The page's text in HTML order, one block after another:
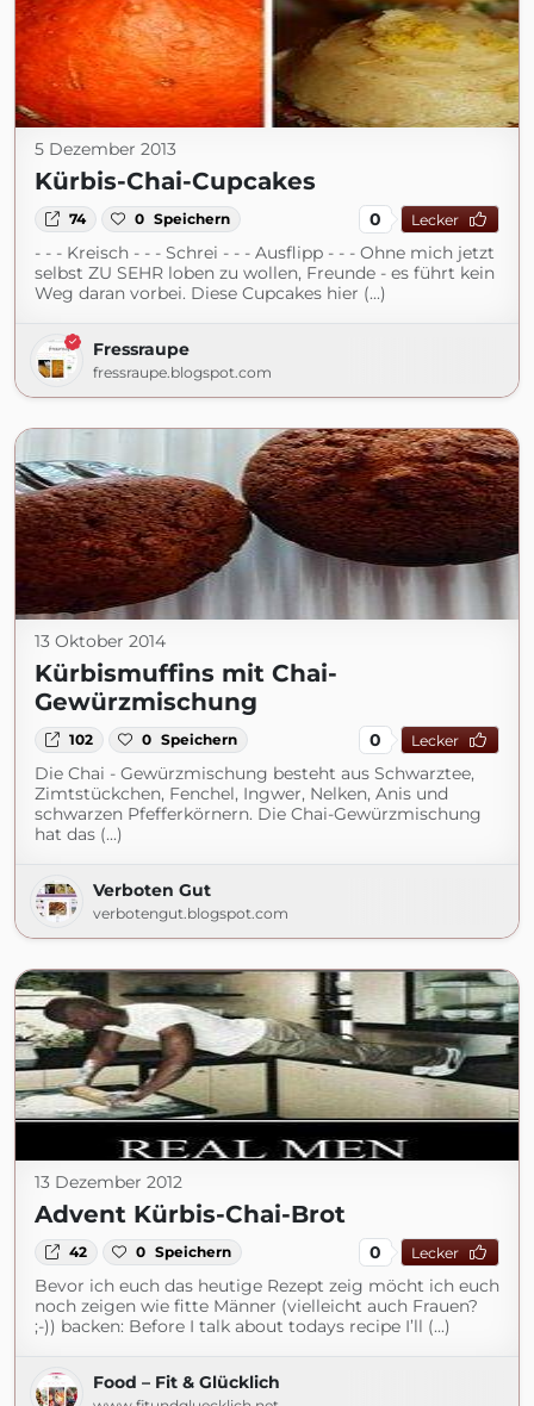
5 Dezember 2013
Kürbis-Chai-Cupcakes
74 0 Speichern 0 Lecker
- - - Kreisch - - - Schrei - - - Ausflipp - - - Ohne mich jetzt
selbst ZU SEHR loben zu wollen, Freunde - es führt kein
Weg daran vorbei. Diese Cupcakes hier (...)
Fressraupe
fressraupe.blogspot.com
13 Oktober 2014
Kürbismuffins mit Chai-
Gewürzmischung
102 0 Speichern 0 Lecker
Die Chai - Gewürzmischung besteht aus Schwarztee,
Zimtstückchen, Fenchel, Ingwer, Nelken, Anis und
schwarzen Pfefferkörnern. Die Chai-Gewürzmischung
hat das (...)
Verboten Gut
verbotengut.blogspot.com
13 Dezember 2012
Advent Kürbis-Chai-Brot
42 0 Speichern 0 Lecker
Bevor ich euch das heutige Rezept zeig möcht ich euch
noch zeigen wie fitte Männer (vielleicht auch Frauen?
;-)) backen: Before I talk about todays recipe I’ll (...)
Food – Fit & Glücklich